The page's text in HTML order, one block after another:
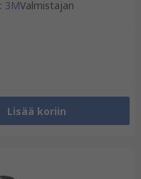
: 3MValmistajan
Lisää koriin